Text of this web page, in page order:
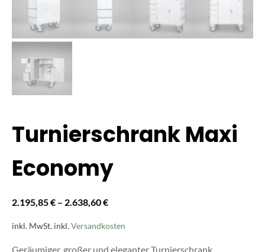
Turnierschrank Maxi
Economy
2.195,85€ – 2.638,60€
inkl. MwSt. inkl.Versandkosten
Geräumiger, großer und eleganter Turnierschrank.